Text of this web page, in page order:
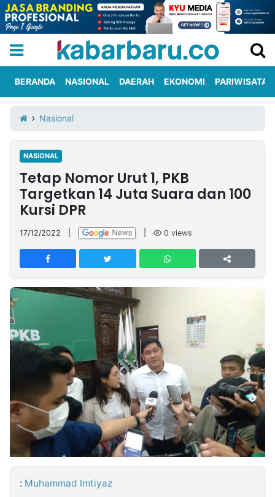
Iklan
Berita
Kami
Nasional
International
Olahraga
Entertainment
Daerah
Pariwisata
Kuliner
Kolom
Network
PT
TREETAN
INDONESIA
Partner
Dinamikapost.com
Seedbacklink
Follow
Kabarbaru
BERANDA NASIONAL DAERAH EKONOMI PARIWISATA
Nasional
NASIONAL
Tetap Nomor Urut 1, PKB
Targetkan 14 Juta Suara dan 100
Kursi DPR
17/12/2022 0 views
: Muhammad Imtiyaz